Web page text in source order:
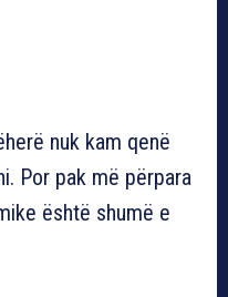
nuk kam qenë
Por pak më përpara
është shumë e